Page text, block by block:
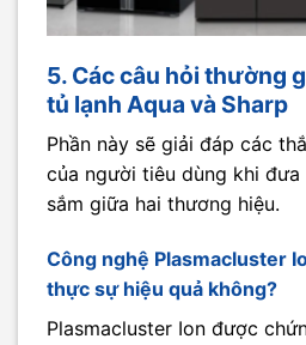
5. Các câu hỏi thường
tủ lạnh Aqua và Sharp
Phần này sẽ giải đáp các
của người tiêu dùng khi
sắm giữa hai thương hiệu.
Công nghệ Plasmacluster
thực sự hiệu quả không?
Plasmacluster Ion được